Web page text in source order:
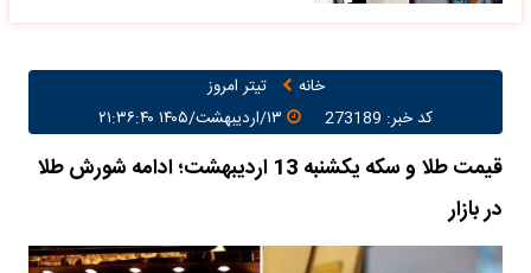
خانه
تیتر امروز
کد خبر: 273189
قیمت طلا و سکه یکشنبه 13 اردیبهشت؛ ادامه شورش طلا
در بازار